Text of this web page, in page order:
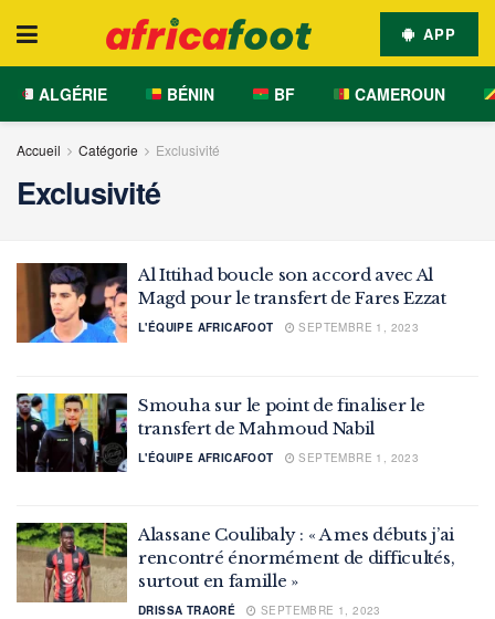
APP
ALGÉRIE BÉNIN BF CAMEROUN
Accueil Catégorie Exclusivité
Exclusivité
Al Ittihad boucle son accord avec Al
Magd pour le transfert de Fares Ezzat
L'ÉQUIPE AFRICAFOOT SEPTEMBRE 1, 2023
Smouha sur le point de finaliser le
transfert de Mahmoud Nabil
L'ÉQUIPE AFRICAFOOT SEPTEMBRE 1, 2023
Alassane Coulibaly : « A mes débuts j’ai
rencontré énormément de difficultés,
surtout en famille »
DRISSA TRAORÉ SEPTEMBRE 1, 2023